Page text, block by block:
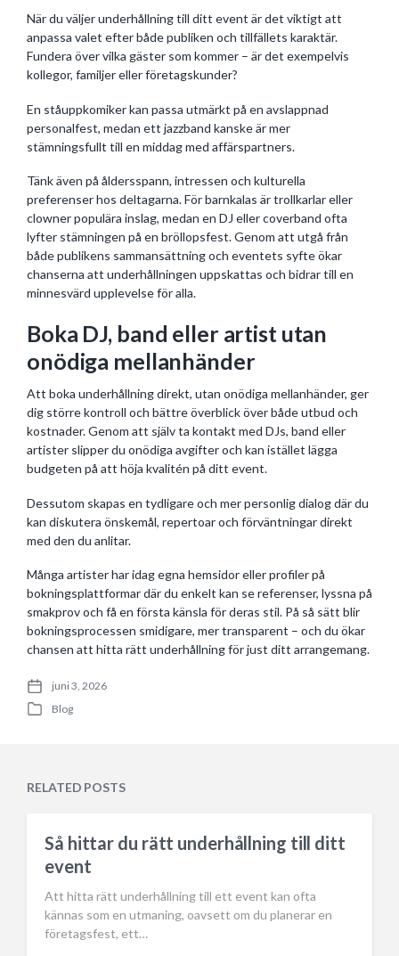
När du väljer underhållning till ditt event är det viktigt att
anpassa valet efter både publiken och tillfällets karaktär.
Fundera över vilka gäster som kommer – är det exempelvis
kollegor, familjer eller företagskunder?
En ståuppkomiker kan passa utmärkt på en avslappnad
personalfest, medan ett jazzband kanske är mer
stämningsfullt till en middag med affärspartners.
Tänk även på åldersspann, intressen och kulturella
preferenser hos deltagarna. För barnkalas är trollkarlar eller
clowner populära inslag, medan en DJ eller coverband ofta
lyfter stämningen på en bröllopsfest. Genom att utgå från
både publikens sammansättning och eventets syfte ökar
chanserna att underhållningen uppskattas och bidrar till en
minnesvärd upplevelse för alla.
Boka DJ, band eller artist utan
onödiga mellanhänder
Att boka underhållning direkt, utan onödiga mellanhänder, ger
dig större kontroll och bättre överblick över både utbud och
kostnader. Genom att själv ta kontakt med DJs, band eller
artister slipper du onödiga avgifter och kan istället lägga
budgeten på att höja kvalitén på ditt event.
Dessutom skapas en tydligare och mer personlig dialog där du
kan diskutera önskemål, repertoar och förväntningar direkt
med den du anlitar.
Många artister har idag egna hemsidor eller profiler på
bokningsplattformar där du enkelt kan se referenser, lyssna på
smakprov och få en första känsla för deras stil. På så sätt blir
bokningsprocessen smidigare, mer transparent – och du ökar
chansen att hitta rätt underhållning för just ditt arrangemang.
P
t
juni 3, 2026
P
d
Blog
RELATED POSTS
Så hittar du rätt underhållning till ditt
event
Att hitta rätt underhållning till ett event kan ofta
kännas som en utmaning, oavsett om du planerar en
företagsfest, ett…